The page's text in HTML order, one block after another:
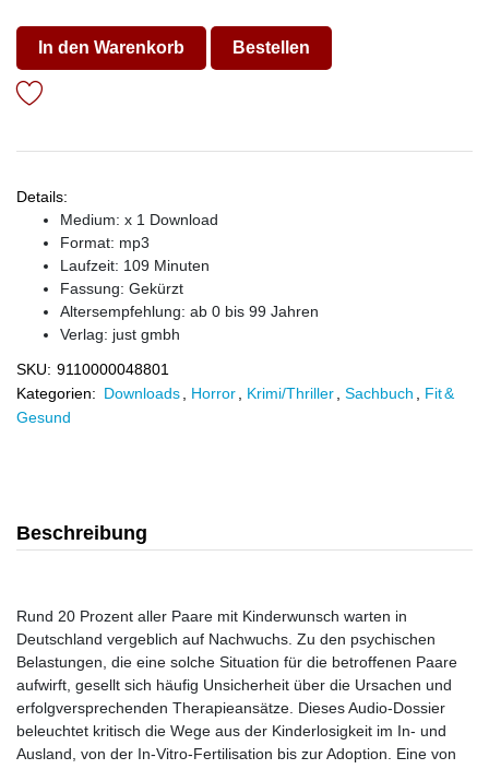
In den Warenkorb Bestellen
Details:
Medium: x 1 Download
Format: mp3
Laufzeit: 109 Minuten
Fassung: Gekürzt
Altersempfehlung: ab 0 bis 99 Jahren
Verlag: just gmbh
SKU: 9110000048801
Kategorien: Downloads Horror Krimi/Thriller Sachbuch
Fit &
Gesund
Beschreibung
Rund 20 Prozent aller Paare mit Kinderwunsch warten in
Deutschland vergeblich auf Nachwuchs. Zu den psychischen
Belastungen, die eine solche Situation für die betroffenen Paare
aufwirft, gesellt sich häufig Unsicherheit über die Ursachen und
erfolgversprechenden Therapieansätze. Dieses Audio-Dossier
beleuchtet kritisch die Wege aus der Kinderlosigkeit im In- und
Ausland, von der In-Vitro-Fertilisation bis zur Adoption. Eine von